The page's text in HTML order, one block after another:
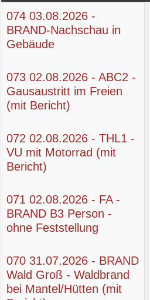
074 03.08.2026 -
BRAND-Nachschau in
Gebäude
073 02.08.2026 - ABC2 -
Gausaustritt im Freien
(mit Bericht)
072 02.08.2026 - THL1 -
VU mit Motorrad (mit
Bericht)
071 02.08.2026 - FA -
BRAND B3 Person -
ohne Feststellung
070 31.07.2026 - BRAND
Wald Groß - Waldbrand
bei Mantel/Hütten (mit